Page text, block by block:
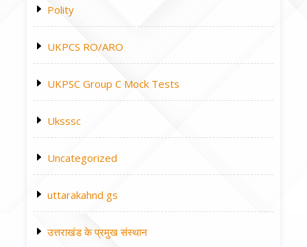
Polity
UKPCS RO/ARO
UKPSC Group C Mock Tests
Uksssc
Uncategorized
uttarakahnd gs
उत्तराखंड के प्रमुख संस्थान